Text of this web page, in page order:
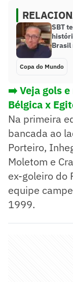
SBT
Brasil
Copa do Mundo
➡️ Veja gols
Bélgica x
Na primeira
bancada ao
Porteiro,
Moletom e
ex-goleiro do
equipe
1999.